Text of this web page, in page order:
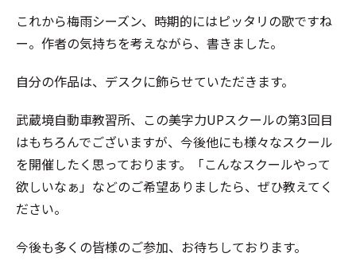
これから梅雨シーズン、時期的にはピッタリの歌ですね
ー。作者の気持ちを考えながら、書きました。
自分の作品は、デスクに飾らせていただきます。
武蔵境自動車教習所、この美字力UPスクールの第3回目
はもちろんでございますが、今後他にも様々なスクール
を開催したく思っております。「こんなスクールやって
欲しいなぁ」などのご希望ありましたら、ぜひ教えてく
ださい。
今後も多くの皆様のご参加、お待ちしております。